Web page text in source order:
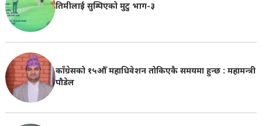
तिमीलाई सुम्पिएको मुटु भाग-३
काँग्रेसको १५औँ महाधिवेशन तोकिएकै समयमा हुन्छ : महामन्त्री
पौडेल